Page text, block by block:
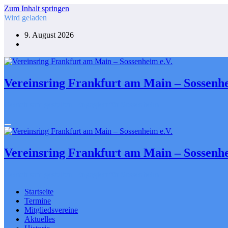
Zum Inhalt springen
Wird geladen
9. August 2026
Vereinsring Frankfurt am Main –
Vereinsring Frankfurt am Main –
Startseite
Termine
Mitgliedsvereine
Aktuelles